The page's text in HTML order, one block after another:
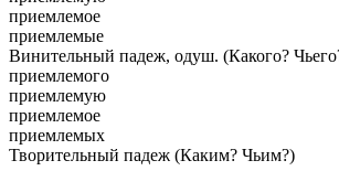
приемлемое
приемлемые
Винительный падеж, одуш. (Какого?
приемлемого
приемлемую
приемлемое
приемлемых
Творительный падеж (Каким? Чьим?)